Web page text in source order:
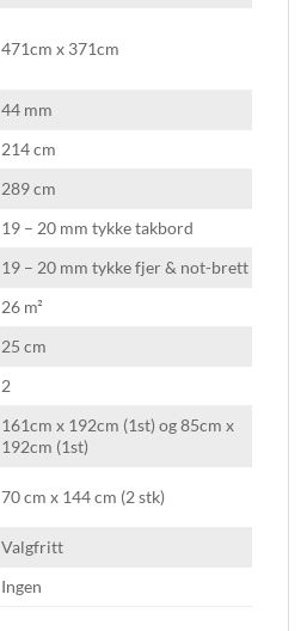
471cm x 371cm
44 mm
214 cm
289 cm
19 – 20 mm tykke takbord
19 – 20 mm tykke fjer & not-brett
26 m²
25 cm
2
161cm x 192cm (1st) og 85cm x
192cm (1st)
70 cm x 144 cm (2 stk)
Valgfritt
Ingen